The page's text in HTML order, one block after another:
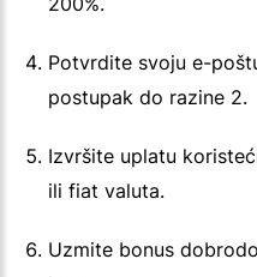
Potvrdite svoju e-
postupak do razine 2.
Izvršite uplatu
ili fiat valuta.
Uzmite bonus